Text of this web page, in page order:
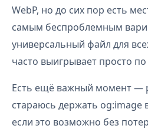
WebP, но до сих пор есть
самым беспроблемным
универсальный файл для
часто выигрывает просто
Есть ещё важный момент —
стараюсь держать og:image
если это возможно без